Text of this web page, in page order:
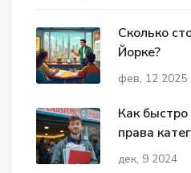
Сколько
Йорке?
фев, 12 2025
Как
права
дек, 9 2024